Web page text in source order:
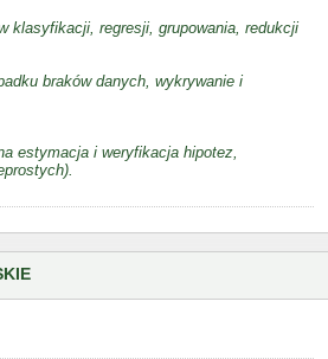
klasyfikacji, regresji, grupowania, redukcji
braków danych, wykrywanie i
estymacja i weryfikacja hipotez,